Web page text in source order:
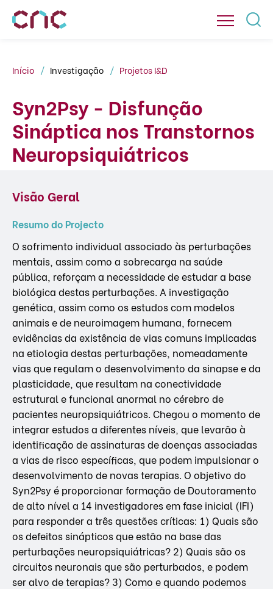
Início Investigação Projetos I&D
Syn2Psy - Disfunção
Sináptica nos Transtornos
Neuropsiquiátricos
Visão Geral
Resumo do Projecto
O sofrimento individual associado às perturbações
mentais, assim como a sobrecarga na saúde
pública, reforçam a necessidade de estudar a base
biológica destas perturbações. A investigação
genética, assim como os estudos com modelos
animais e de neuroimagem humana, fornecem
evidências da existência de vias comuns implicadas
na etiologia destas perturbações, nomeadamente
vias que regulam o desenvolvimento da sinapse e da
plasticidade, que resultam na conectividade
estrutural e funcional anormal no cérebro de
pacientes neuropsiquiátricos. Chegou o momento de
integrar estudos a diferentes níveis, que levarão à
identificação de assinaturas de doenças associadas
a vias de risco específicas, que podem impulsionar o
desenvolvimento de novas terapias. O objetivo do
Syn2Psy é proporcionar formação de Doutoramento
de alto nível a 14 investigadores em fase inicial (IFI)
para responder a três questões críticas: 1) Quais são
os defeitos sinápticos que estão na base das
perturbações neuropsiquiátricas? 2) Quais são os
circuitos neuronais que são perturbados, e podem
ser alvo de terapias? 3) Como e quando podemos